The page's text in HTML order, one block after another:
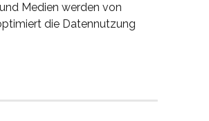
Medien werden von
die Datennutzung